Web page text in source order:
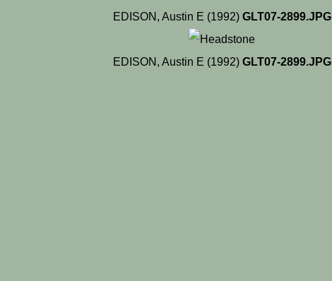
EDISON, Austin E (1992) GLT07-2899.JPG
EDISON, Austin E (1992) GLT07-2899.JPG